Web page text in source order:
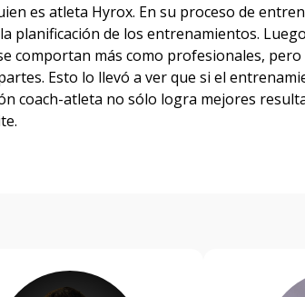
es atleta Hyrox. En su proceso de
planificación de los entrenamientos.
comportan más como profesionales,
Esto lo llevó a ver que si el
coach-atleta no sólo logra mejores